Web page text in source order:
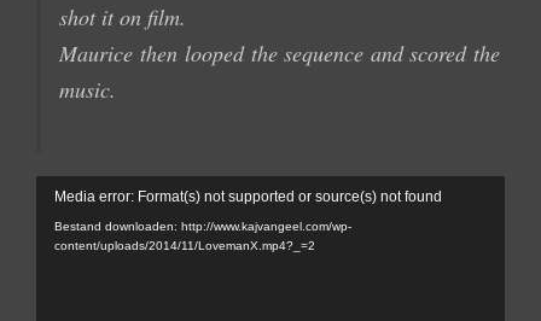
shot it on film.
Maurice thenloopedthe sequence and scored the
music.
Videospeler
Media error: Format(s) not supported or source(s) not found
Bestand downloaden: http://www.kajvangeel.com/wp-
content/uploads/2014/11/LovemanX.mp4?_=2